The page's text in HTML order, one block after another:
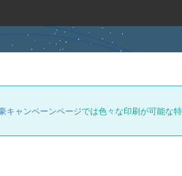
キャンペーンページでは色々な印刷が可能な